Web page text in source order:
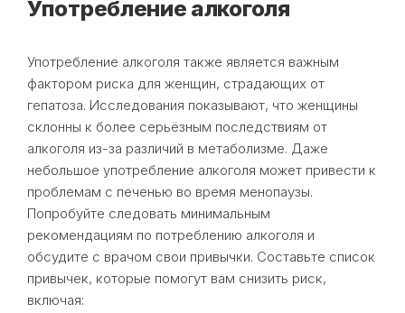
Употребление алкоголя
Употребление алкоголя также является важным
фактором риска для женщин, страдающих от
гепатоза. Исследования показывают, что женщины
склонны к более серьёзным последствиям от
алкоголя из-за различий в метаболизме. Даже
небольшое употребление алкоголя может привести к
проблемам с печенью во время менопаузы.
Попробуйте следовать минимальным
рекомендациям по потреблению алкоголя и
обсудите с врачом свои привычки. Составьте список
привычек, которые помогут вам снизить риск,
включая: